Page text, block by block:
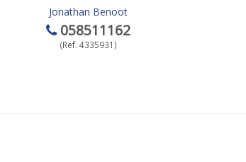
Jonathan Benoot
058511162
(Ref. 4335931)